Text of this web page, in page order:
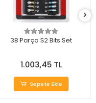
38 Parça S2 Bits Set
1.003,45 TL
Sepete Ekle